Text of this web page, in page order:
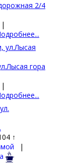
2/4
|
гора
|
↑
|